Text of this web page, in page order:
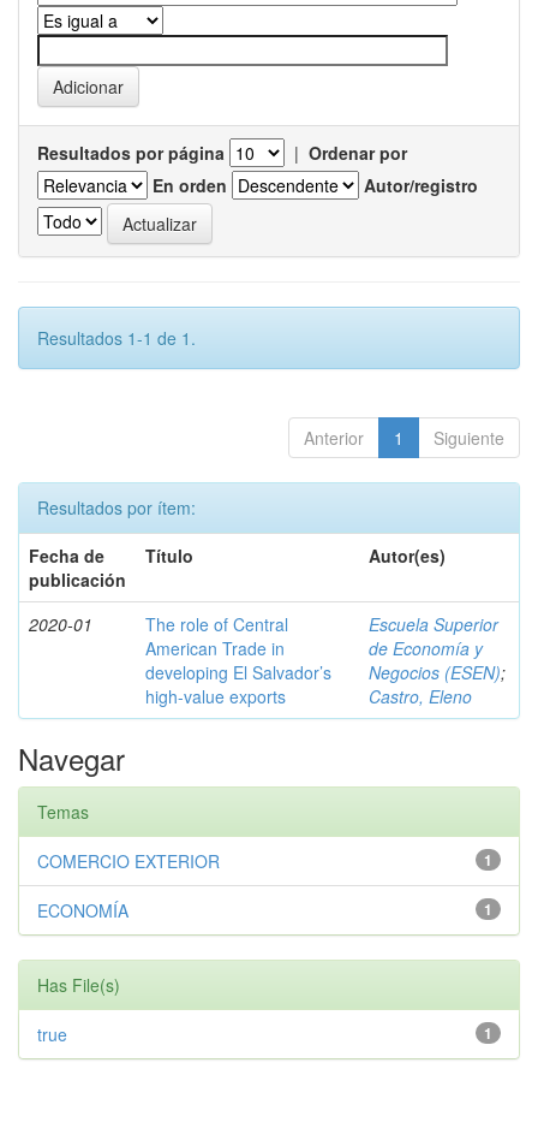
Resultados por página | Ordenar por
En orden
Autor/registro
Resultados 1-1 de 1.
Anterior 1 Siguiente
Resultados por ítem:
Fecha de
publicación
Título Autor(es)
2020-01
The role of Central
American Trade in
developing El Salvador’s
high-value exports
Escuela Superior
de Economía y
Negocios (ESEN);
Castro, Eleno
Navegar
Temas
1
COMERCIO EXTERIOR
1
ECONOMÍA
Has File(s)
1
true